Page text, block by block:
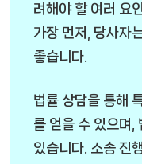
려해야 할 여러 요
가장 먼저, 당사자
좋습니다.
법률 상담을 통해
를 얻을 수 있으며,
있습니다. 소송 진